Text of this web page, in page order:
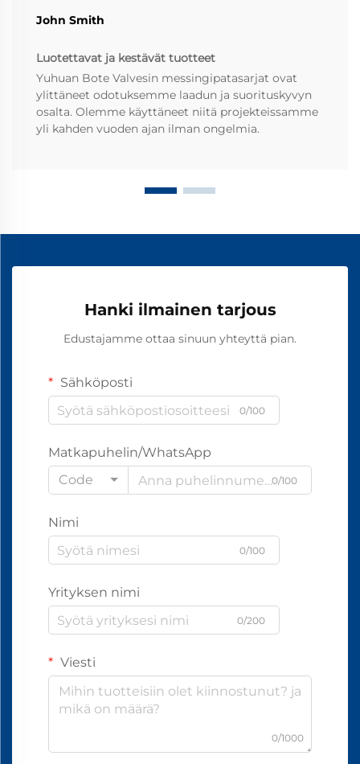
John Smith
Luotettavat ja kestävät tuotteet
Yuhuan Bote Valvesin messingipatasarjat ovat
ylittäneet odotuksemme laadun ja suorituskyvyn
osalta. Olemme käyttäneet niitä projekteissamme
yli kahden vuoden ajan ilman ongelmia.
Hanki ilmainen tarjous
Edustajamme ottaa sinuun yhteyttä pian.
Sähköposti
0/100
Matkapuhelin/WhatsApp
Code
0/100
Nimi
0/100
Yrityksen nimi
0/200
Viesti
0/1000